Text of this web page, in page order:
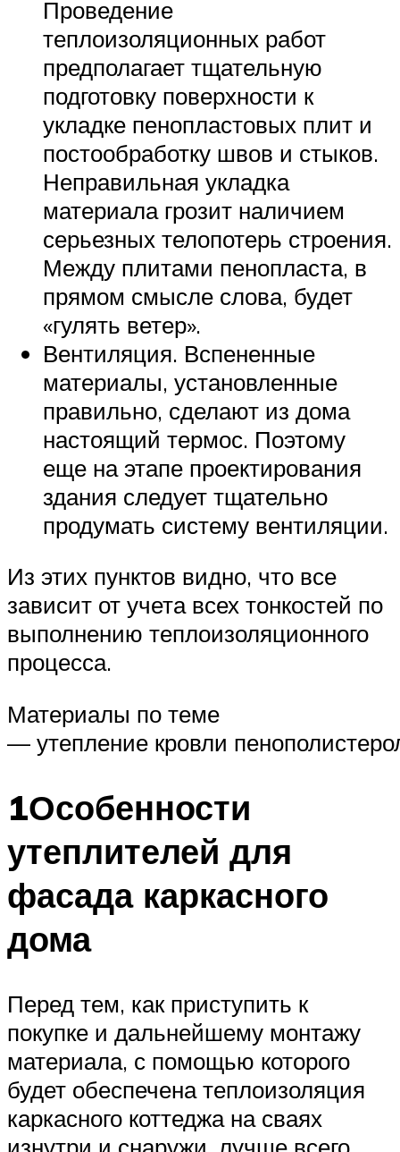
Проведение
теплоизоляционных работ
предполагает тщательную
подготовку поверхности к
укладке пенопластовых плит и
постообработку швов и стыков.
Неправильная укладка
материала грозит наличием
серьезных телопотерь строения.
Между плитами пенопласта, в
прямом смысле слова, будет
«гулять ветер».
Вентиляция. Вспененные
материалы, установленные
правильно, сделают из дома
настоящий термос. Поэтому
еще на этапе проектирования
здания следует тщательно
продумать систему вентиляции.
Из этих пунктов видно, что все
зависит от учета всех тонкостей по
выполнению теплоизоляционного
процесса.
Материалы по теме
— утепление кровли
1Особенности
утеплителей для
фасада каркасного
дома
Перед тем, как приступить к
покупке и дальнейшему монтажу
материала, с помощью которого
будет обеспечена теплоизоляция
каркасного коттеджа на сваях
изнутри и снаружи, лучше всего